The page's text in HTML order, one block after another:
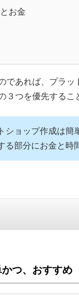
お金
であれば、プラ
つを優先するこ
ショップ作成は簡
る部分にお金と時
つ、おすすめ